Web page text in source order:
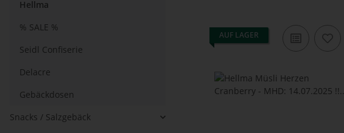
AUF LAGER
Hellma
% SALE %
Seidl Confiserie
Delacre
Gebäckdosen
Snacks / Salzgebäck